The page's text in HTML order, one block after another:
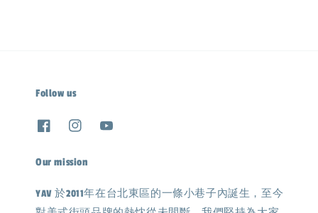
Follow us
Our mission
YAV 於2011年在台北東區的一條小巷子內誕生，至今